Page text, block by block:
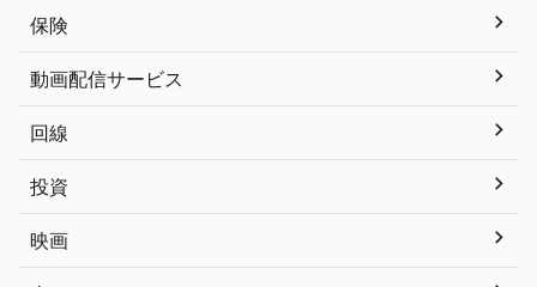
保険
動画配信サービス
回線
投資
映画